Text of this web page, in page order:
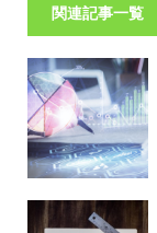
関連記事一覧